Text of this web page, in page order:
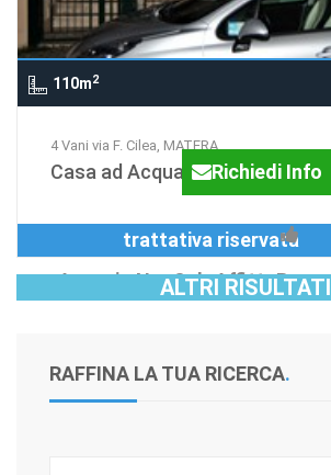
110m2
4 Vani via F. Cilea, MATERA
Casa ad AcquariumRichiedi Info
Agenzia:NonSoloAffittaRe
trattativa riservata
ALTRI RISULTATI
RAFFINA LA TUA RICERCA.